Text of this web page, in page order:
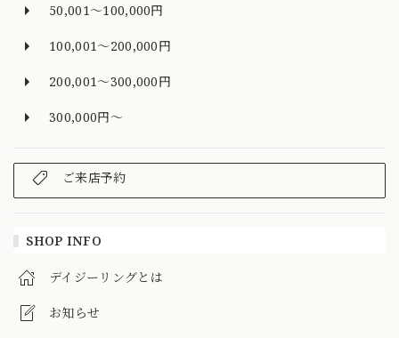
50,001～100,000円
100,001～200,000円
200,001～300,000円
300,000円～
ご来店予約
SHOP INFO
デイジーリングとは
お知らせ